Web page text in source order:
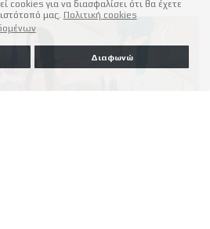
cookies για να διασφαλίσει ότι θα έχετε
μας. Πολιτική cookies
Διαφωνώ